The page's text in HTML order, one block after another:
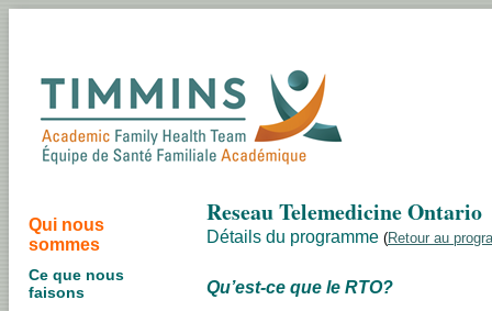
Qui nous
sommes
Ce que nous
faisons
Reseau Telemedicine Ontario
Détails du programme (Retour au
Qu’est-ce que le RTO?